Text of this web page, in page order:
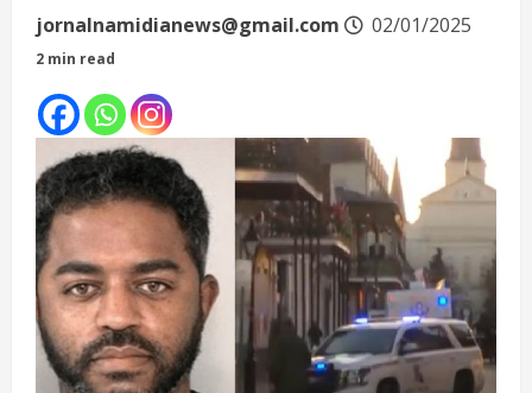
jornalnamidianews@gmail.com 02/01/2025
2 min read